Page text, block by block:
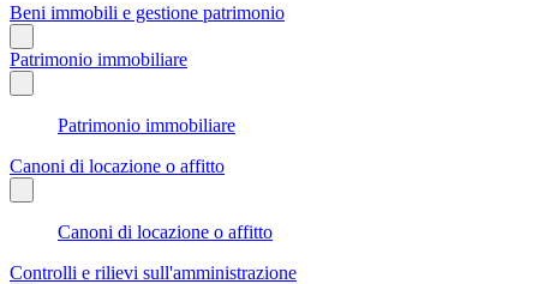
Beni immobili e gestione patrimonio
Patrimonio immobiliare
Patrimonio immobiliare
Canoni di locazione o affitto
Canoni di locazione o affitto
Controlli e rilievi sull'amministrazione